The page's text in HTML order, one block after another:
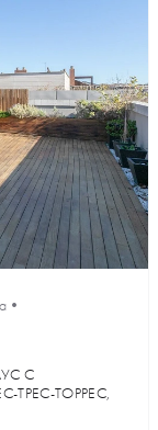
•
С
ТРЕС-ТОРРЕС,